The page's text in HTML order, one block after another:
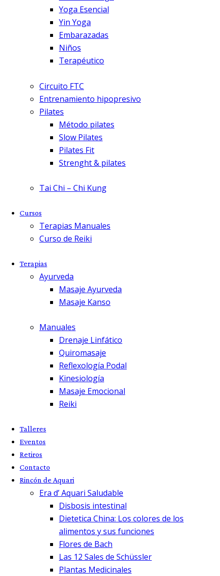
Yoga Esencial
Yin Yoga
Embarazadas
Niños
Terapéutico
Circuito FTC
Entrenamiento hipopresivo
Pilates
Método pilates
Slow Pilates
Pilates Fit
Strenght & pilates
Tai Chi – Chi Kung
Cursos
Terapias Manuales
Curso de Reiki
Terapias
Ayurveda
Masaje Ayurveda
Masaje Kanso
Manuales
Drenaje Linfático
Quiromasaje
Reflexología Podal
Kinesiología
Masaje Emocional
Reiki
Talleres
Eventos
Retiros
Contacto
Rincón de Aquari
Era d’ Aquari Saludable
Disbosis intestinal
Dietetica China: Los colores de los
alimentos y sus funciones
Flores de Bach
Las 12 Sales de Schüssler
Plantas Medicinales